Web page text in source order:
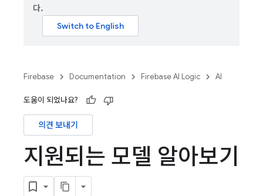
다.
Firebase Documentation Firebase AI Logic AI
도움이 되었나요?
의견 보내기
지원되는 모델 알아보기